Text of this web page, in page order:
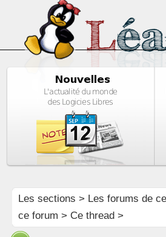
Les sections > Les forums de
ce forum > Ce thread >